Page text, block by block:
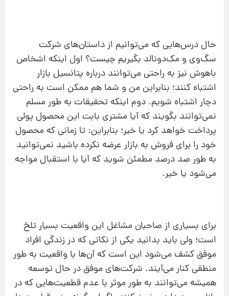
حال درس‌هایی که می‌توانیم از داستان‌های شرکت
سگ‌وی و مک‌دونالد بگیریم چیست؟ اول اینکه اشخاص
باهوش نیز به راحتی می‌توانند درباره پتانسیل بازار
اشتباه کنند؛ بنابراین من و شما هم ممکن است به راحتی
دچار اشتباه شویم. دوم اینکه تحقیقات به طور مسلم
نمی‌توانند بگویند که آیا مشتری بابت این محصول پولی
پرداخت خواهد کرد یا خیر؛ بنابراین: تا زمانی که محصول
خود را برای فروش به بازار عرضه نکرده باشید نمی‌توانید
به طور صد درصد مطمئن شوید که آیا با استقبال مواجه
می‌شود یا خیر.
برای بسیاری از صاحبان مشاغل این واقعیت بسیار تلخ
است؛ ولی باید بدانید یکی از نکاتی که در زندگی افراد
موفق کشف می‌شود این است که آن‌ها با واقعیت به طور
منطقی کنار می‌‌آیند. شرکت‌های موفق در حال توسعه
همیشه می‌توانند به طور موثر با عدم قطعیت‌هایی که در